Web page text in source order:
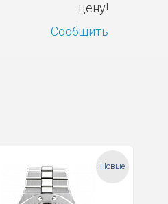
цену!
Сообщить
Новые